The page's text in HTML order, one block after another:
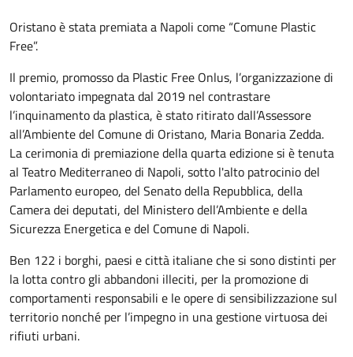
Oristano è stata premiata a Napoli come “Comune Plastic
Free”.
Il premio, promosso da Plastic Free Onlus, l’organizzazione di
volontariato impegnata dal 2019 nel contrastare
l’inquinamento da plastica, è stato ritirato dall’Assessore
all’Ambiente del Comune di Oristano, Maria Bonaria Zedda.
La cerimonia di premiazione della quarta edizione si è tenuta
al Teatro Mediterraneo di Napoli, sotto l'alto patrocinio del
Parlamento europeo, del Senato della Repubblica, della
Camera dei deputati, del Ministero dell’Ambiente e della
Sicurezza Energetica e del Comune di Napoli.
Ben 122 i borghi, paesi e città italiane che si sono distinti per
la lotta contro gli abbandoni illeciti, per la promozione di
comportamenti responsabili e le opere di sensibilizzazione sul
territorio nonché per l’impegno in una gestione virtuosa dei
rifiuti urbani.